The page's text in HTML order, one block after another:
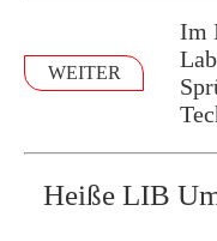
WEITER
Im
Heiße LIB